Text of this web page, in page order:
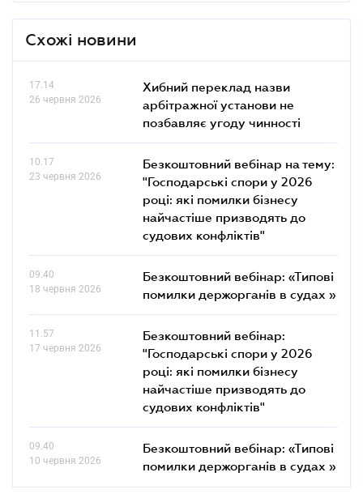
Схожі новини
17.14
26 червня 2026
Хибний переклад назви
арбітражної установи не
позбавляє угоду чинності
10.17
23 червня 2026
Безкоштовний вебінар на тему:
"Господарські спори у 2026
році: які помилки бізнесу
найчастіше призводять до
судових конфліктів"
09.40
18 червня 2026
Безкоштовний вебінар: «Типові
помилки держорганів в судах »
11.57
17 червня 2026
Безкоштовний вебінар:
"Господарські спори у 2026
році: які помилки бізнесу
найчастіше призводять до
судових конфліктів"
09.40
10 червня 2026
Безкоштовний вебінар: «Типові
помилки держорганів в судах »